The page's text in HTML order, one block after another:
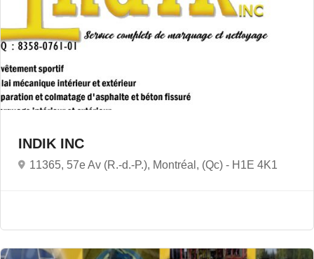
INDIK INC
11365, 57e Av (R.-d.-P.), Montréal, (Qc) - H1E 4K1